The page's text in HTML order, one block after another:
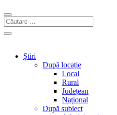
Știri
După locație
Local
Rural
Județean
Național
După subiect